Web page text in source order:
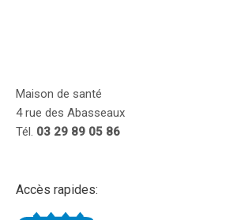
Maison de santé
4 rue des Abasseaux
Tél. 03 29 89 05 86
Accès rapides: